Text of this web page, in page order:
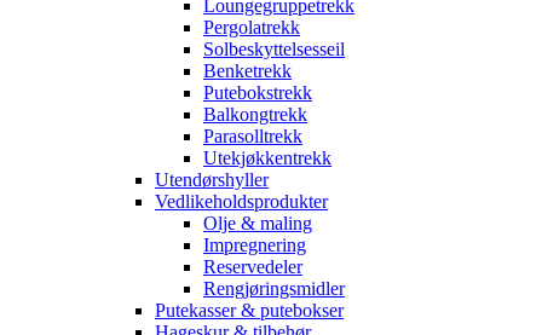
Loungegruppetrekk
Pergolatrekk
Solbeskyttelsesseil
Benketrekk
Putebokstrekk
Balkongtrekk
Parasolltrekk
Utekjøkkentrekk
Utendørshyller
Vedlikeholdsprodukter
Olje & maling
Impregnering
Reservedeler
Rengjøringsmidler
Putekasser & putebokser